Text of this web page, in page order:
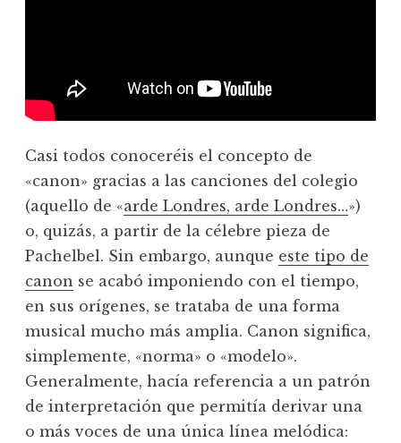
Casi todos conoceréis el concepto de
«canon» gracias a las canciones del colegio
(aquello de «arde Londres, arde Londres…»)
o, quizás, a partir de la célebre pieza de
Pachelbel. Sin embargo, aunque este tipo de
canon se acabó imponiendo con el tiempo,
en sus orígenes, se trataba de una forma
musical mucho más amplia. Canon significa,
simplemente, «norma» o «modelo».
Generalmente, hacía referencia a un patrón
de interpretación que permitía derivar una
o más voces de una única línea melódica: